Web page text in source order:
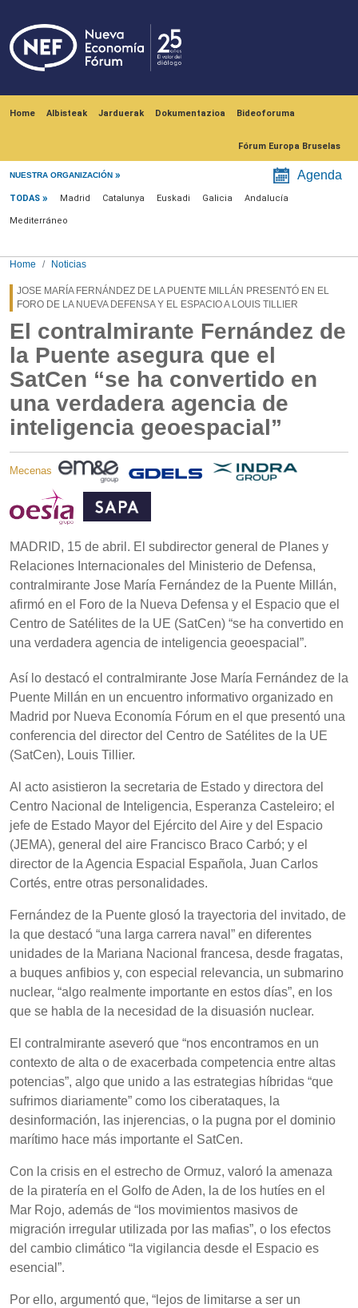
Home Albisteak Jarduerak Dokumentazioa Bideoforuma
Fórum Europa Bruselas
NUESTRA ORGANIZACIÓN Agenda
Menú noticias
TODAS Madrid Catalunya Euskadi Galicia Andalucía
Mediterráneo
Home Noticias
JOSE MARÍA FERNÁNDEZ DE LA PUENTE MILLÁN PRESENTÓ EN EL
FORO DE LA NUEVA DEFENSA Y EL ESPACIO A LOUIS TILLIER
El contralmirante Fernández de
la Puente asegura que el
SatCen “se ha convertido en
una verdadera agencia de
inteligencia geoespacial”
Mecenas
MADRID, 15 de abril. El subdirector general de Planes y
Relaciones Internacionales del Ministerio de Defensa,
contralmirante Jose María Fernández de la Puente Millán,
afirmó en el Foro de la Nueva Defensa y el Espacio que el
Centro de Satélites de la UE (SatCen) “se ha convertido en
una verdadera agencia de inteligencia geoespacial”.
Así lo destacó el contralmirante Jose María Fernández de la
Puente Millán en un encuentro informativo organizado en
Madrid por Nueva Economía Fórum en el que presentó una
conferencia del director del Centro de Satélites de la UE
(SatCen), Louis Tillier.
Al acto asistieron la secretaria de Estado y directora del
Centro Nacional de Inteligencia, Esperanza Casteleiro; el
jefe de Estado Mayor del Ejército del Aire y del Espacio
(JEMA), general del aire Francisco Braco Carbó; y el
director de la Agencia Espacial Española, Juan Carlos
Cortés, entre otras personalidades.
Fernández de la Puente glosó la trayectoria del invitado, de
la que destacó “una larga carrera naval” en diferentes
unidades de la Mariana Nacional francesa, desde fragatas,
a buques anfibios y, con especial relevancia, un submarino
nuclear, “algo realmente importante en estos días”, en los
que se habla de la necesidad de la disuasión nuclear.
El contralmirante aseveró que “nos encontramos en un
contexto de alta o de exacerbada competencia entre altas
potencias”, algo que unido a las estrategias híbridas “que
sufrimos diariamente” como los ciberataques, la
desinformación, las injerencias, o la pugna por el dominio
marítimo hace más importante el SatCen.
Con la crisis en el estrecho de Ormuz, valoró la amenaza
de la piratería en el Golfo de Aden, la de los hutíes en el
Mar Rojo, además de “los movimientos masivos de
migración irregular utilizada por las mafias”, o los efectos
del cambio climático “la vigilancia desde el Espacio es
esencial”.
Por ello, argumentó que, “lejos de limitarse a ser un